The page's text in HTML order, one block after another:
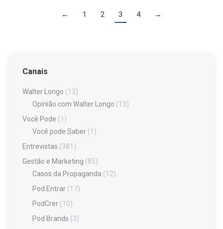
← 1 2 3 4 →
Canais
Walter Longo (13)
Opinião com Walter Longo (13)
Você Pode (1)
Você pode Saber (1)
Entrevistas (381)
Gestão e Marketing (85)
Casos da Propaganda (12)
Pod Entrar (17)
PodCrer (10)
Pod Brands (3)